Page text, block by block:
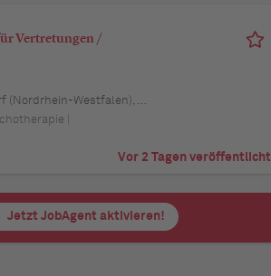
Vertretungen /
Mainz (Rheinland-Pfalz), Saarbrücken (Saarland), Dresden (Sachsen), Magdeburg (Sachsen-Anhalt), Potsdam (Brandenburg), Erfurt (Thüringen), Würzburg (Bayern), Heilbronn (Baden-Württemberg), Leipzig (Sachsen)
|
Vor 2 Tagen veröffentlicht
Jetzt JobAgent aktivieren!